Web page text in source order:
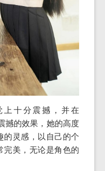
上十分震撼，并在
撼的效果，她的高度
的灵感，以自己的个
完美，无论是角色的